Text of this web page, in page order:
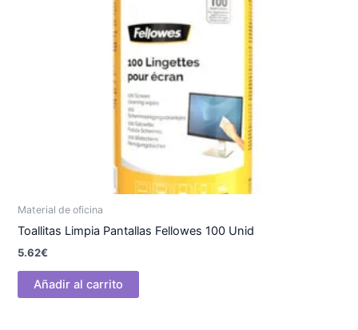
Material de oficina
Toallitas Limpia Pantallas Fellowes 100 Unid
5.62€
Añadir al carrito